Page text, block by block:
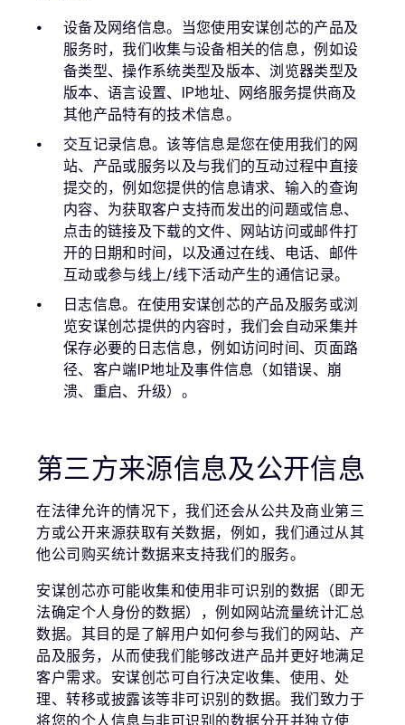
设备及网络信息。当您使用安谋创芯的产品及
服务时，我们收集与设备相关的信息，例如设
备类型、操作系统类型及版本、浏览器类型及
版本、语言设置、IP地址、网络服务提供商及
其他产品特有的技术信息。
交互记录信息。该等信息是您在使用我们的网
站、产品或服务以及与我们的互动过程中直接
提交的，例如您提供的信息请求、输入的查询
内容、为获取客户支持而发出的问题或信息、
点击的链接及下载的文件、网站访问或邮件打
开的日期和时间，以及通过在线、电话、邮件
互动或参与线上/线下活动产生的通信记录。
日志信息。在使用安谋创芯的产品及服务或浏
览安谋创芯提供的内容时，我们会自动采集并
保存必要的日志信息，例如访问时间、页面路
径、客户端IP地址及事件信息（如错误、崩
溃、重启、升级）。
第三方来源信息及公开信息
在法律允许的情况下，我们还会从公共及商业第三
方或公开来源获取有关数据，例如，我们通过从其
他公司购买统计数据来支持我们的服务。
安谋创芯亦可能收集和使用非可识别的数据（即无
法确定个人身份的数据），例如网站流量统计汇总
数据。其目的是了解用户如何参与我们的网站、产
品及服务，从而使我们能够改进产品并更好地满足
客户需求。安谋创芯可自行决定收集、使用、处
理、转移或披露该等非可识别的数据。我们致力于
将您的个人信息与非可识别的数据分开并独立使